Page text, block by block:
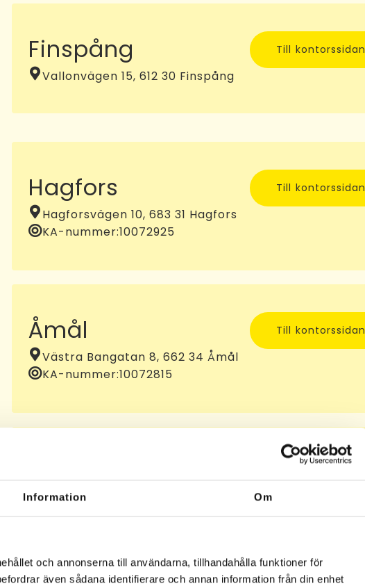
Information Om
och annonserna till användarna, tillhandahålla funktioner för
även sådana identifierare och annan information från din enhet
Finspång
Vallonvägen 15, 612 30 Finspång
Till kontorssidan
Hagfors
Hagforsvägen 10, 683 31 Hagfors
KA-nummer:10072925
Till kontorssidan
Åmål
Västra Bangatan 8, 662 34 Åmål
KA-nummer:10072815
Till kontorssidan
Eksjö
Kaserngatan 14, 575 35 Eksjö